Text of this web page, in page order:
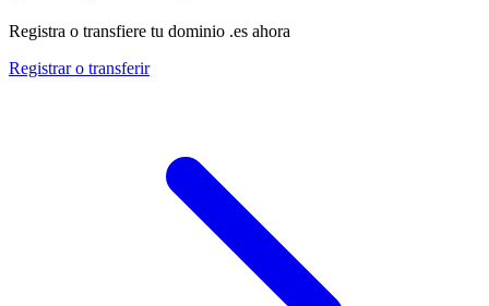
Registra o transfiere tu dominio .es ahora
Registrar o transferir